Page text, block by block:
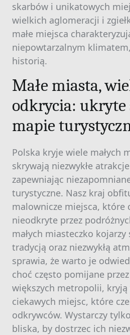
skarbów i unikatowych
wielkich aglomeracji i
małe miejsca
niepowtarzalnym
historią.
Małe miasta,
odkrycia: ukryte
mapie
Polska kryje wiele małych
skrywają niezwykłe
zapewniając
turystyczne. Nasz kraj
malownicze miejsca, które
nieodkryte przez
małych miasteczko
tradycją oraz niezwykłą
sprawia, że warto je
choć często pomijane
większych metropolii,
ciekawych miejsc, które
odkrywców. Wystarczy
bliska, by dostrzec ich